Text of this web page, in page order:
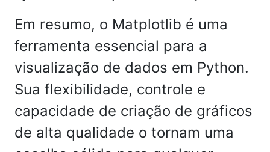
Em resumo, o Matplotlib é uma
ferramenta essencial para a
visualização de dados em Python.
Sua flexibilidade, controle e
capacidade de criação de gráficos
de alta qualidade o tornam uma